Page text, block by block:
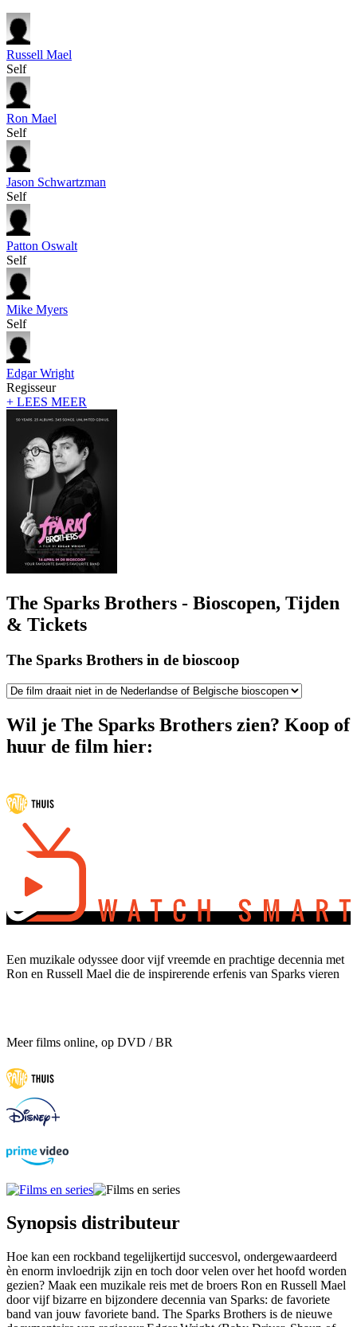
Russell Mael
Self
Ron Mael
Self
Jason Schwartzman
Self
Patton Oswalt
Self
Mike Myers
Self
Edgar Wright
Regisseur
+ LEES MEER
The Sparks Brothers - Bioscopen, Tijden
& Tickets
The Sparks Brothers in de bioscoop
Wil je The Sparks Brothers zien? Koop of
huur de film hier:
Een muzikale odyssee door vijf vreemde en prachtige decennia met
Ron en Russell Mael die de inspirerende erfenis van Sparks vieren
Meer films online, op DVD / BR
Synopsis distributeur
Hoe kan een rockband tegelijkertijd succesvol, ondergewaardeerd
èn enorm invloedrijk zijn en toch door velen over het hoofd worden
gezien? Maak een muzikale reis met de broers Ron en Russell Mael
door vijf bizarre en bijzondere decennia van Sparks: de favoriete
band van jouw favoriete band. The Sparks Brothers is de nieuwe